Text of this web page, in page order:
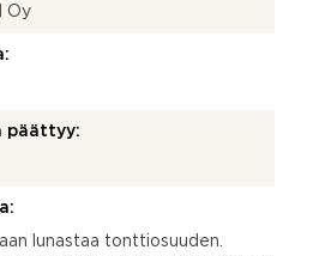
Oy
päättyy:
lunastaa tonttiosuuden.